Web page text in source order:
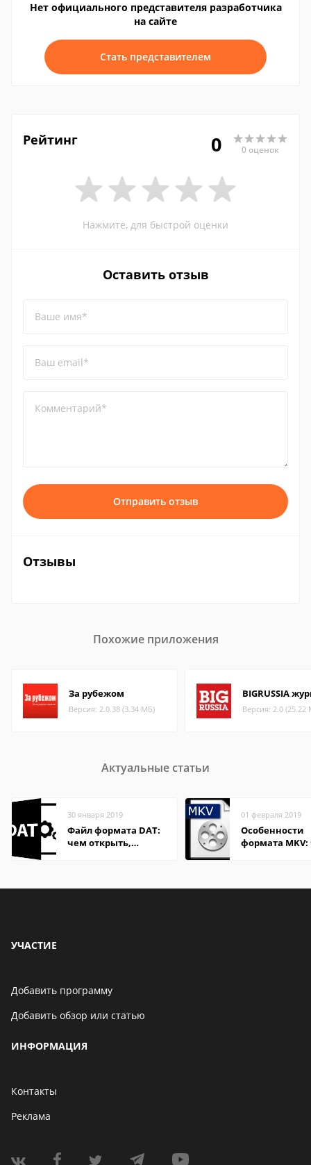
Нет официального представителя разработчика
на сайте
Стать представителем
Рейтинг 0 0 оценок
Нажмите, для быстрой оценки
Оставить отзыв
Ваше имя*
Ваш email*
Комментарий*
Отправить отзыв
Отзывы
Похожие приложения
За рубежом
Версия: 2.0.38 (3.34 МБ)
BIGRUSSIA
Версия: 2.0 (25.22
Актуальные статьи
30 января 2019
Файл формата DAT:
чем открыть,
01 февраля 2019
Особенности
формата
УЧАСТИЕ
Добавить программу
Добавить обзор или статью
ИНФОРМАЦИЯ
Контакты
Реклама